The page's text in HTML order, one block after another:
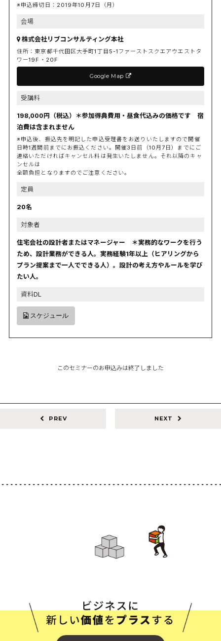
※申込締切日：2019年10月7日（月）
会場
株式会社リブコンサルティング本社
住所：東京都千代田区大手町1丁目5-1ファーストスクエアウエストタ
ワー19F・20F
Google Map
受講料
198,000円（税込）＊参加得典費用・昼食代込みの価格です 宿
泊費は含まれません
※申込後、振込先を明記した申込受理書をお送りいたしますので開催
日時1週間前までにお振込ください。開催3日前（10月7日）までにご
連絡いただければキャンセル料は発生いたしません。それ以降のキャ
ンセルは
全額負担となりますのでご注意ください。
定員
20名
対象者
住宅会社の設計者またはマネージャー ＊実務的なワークを行う
ため、設計業務ができる人。実務経験1年以上（ヒアリングから
プラン提案まで一人でできる人）。設計の考え方やルールを学び
たい人。
資料DL
スケジュール
このセミナーのお申込みは終了しました
PREV NEXT